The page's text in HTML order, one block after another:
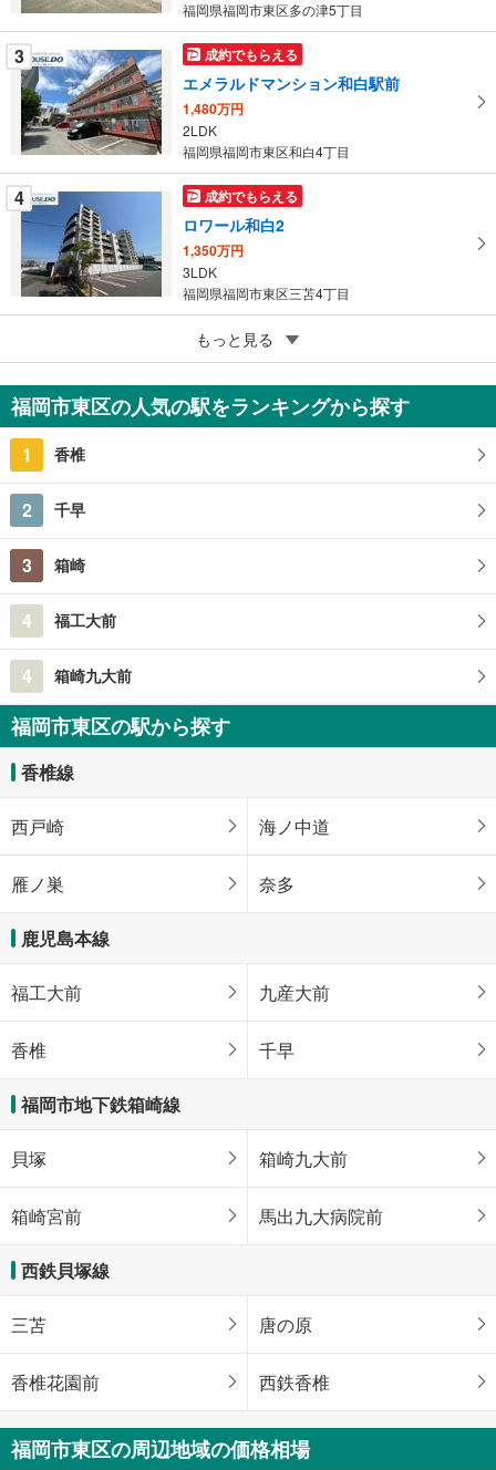
ー
ジ
に
保
存
す
る
福岡県福岡市東区多の津5丁目
3 成約でもらえる
エメラルドマンション和白駅前
1,480万円
2LDK
福岡県福岡市東区和白4丁目
4 成約でもらえる
ロワール和白2
1,350万円
3LDK
福岡県福岡市東区三苫4丁目
東峰マンション福岡県庁前
425万円
1R
福岡県福岡市東区馬出2丁目
もっと見る
福岡市東区の人気の駅をランキングから探す
1 香椎
2 千早
3 箱崎
4 福工大前
4 箱崎九大前
福岡市東区の駅から探す
香椎線
西戸崎 海ノ中道
雁ノ巣 奈多
鹿児島本線
福工大前 九産大前
香椎 千早
福岡市地下鉄箱崎線
貝塚 箱崎九大前
箱崎宮前 馬出九大病院前
西鉄貝塚線
三苫 唐の原
香椎花園前 西鉄香椎
福岡市東区の周辺地域の価格相場